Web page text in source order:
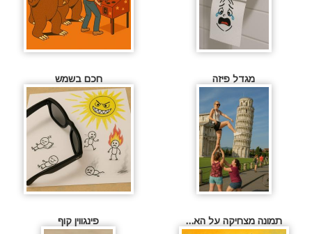
מגדל פיזה חכם בשמש
תמונה מצחיקה על הא... פינגווין קוף